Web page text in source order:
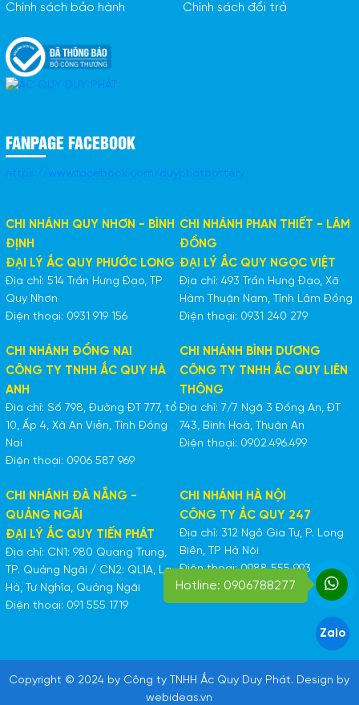
Chính sách bảo hành
Chính sách đổi trả
FANPAGE FACEBOOK
https://www.facebook.com/duyphatbattery
CHI NHÁNH QUY NHƠN - BÌNH
ĐỊNH
ĐẠI LÝ ẮC QUY PHƯỚC LONG
Địa chỉ: 514 Trần Hưng Đạo, TP
Quy Nhơn
Điện thoại: 0931 919 156
CHI NHÁNH PHAN THIẾT - LÂM
ĐỒNG
ĐẠI LÝ ẮC QUY NGỌC VIỆT
Địa chỉ: 493 Trần Hưng Đạo, Xã
Hàm Thuận Nam, Tỉnh Lâm Đồng
Điện thoại: 0931 240 279
CHI NHÁNH ĐỒNG NAI
CÔNG TY TNHH ẮC QUY HÀ
ANH
Địa chỉ: Số 798, Đường ĐT 777, tổ
10, Ấp 4, Xã An Viễn, Tỉnh Đồng
Nai
Điện thoại: 0906 587 969
CHI NHÁNH BÌNH DƯƠNG
CÔNG TY TNHH ẮC QUY LIÊN
THÔNG
Địa chỉ: 7/7 Ngã 3 Đồng An, ĐT
743, Bình Hoà, Thuận An
Điện thoại: 0902.496.499
CHI NHÁNH ĐÀ NẴNG -
QUẢNG NGÃI
ĐẠI LÝ ẮC QUY TIẾN PHÁT
Địa chỉ: CN1: 980 Quang Trung,
TP. Quảng Ngãi / CN2: QL1A, La
Hà, Tư Nghĩa, Quảng Ngãi
Điện thoại: 091 555 1719
CHI NHÁNH HÀ NỘI
CÔNG TY ẮC QUY 247
Địa chỉ: 312 Ngô Gia Tự, P. Long
Biên, TP Hà Nội
Điện thoại: 0988 555 993
Copyright © 2024 by Công ty TNHH Ắc Quy Duy Phát. Design by
webideas.vn
Hotline: 0906788277
Zalo